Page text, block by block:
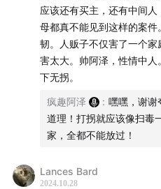
想加听友群的朋友请添加
如有商务合作也可联系该
应该还有买主，还有中间
母都真不能见到这样的案
韧。人贩子不仅害了一个
害太大。帅阿泽，性情中
下无拐。
疯趣阿泽 : 嘿嘿，谢谢
道理！打拐就应该像扫毒
家，全都不能放过！
Lances Bard
2024.10.28